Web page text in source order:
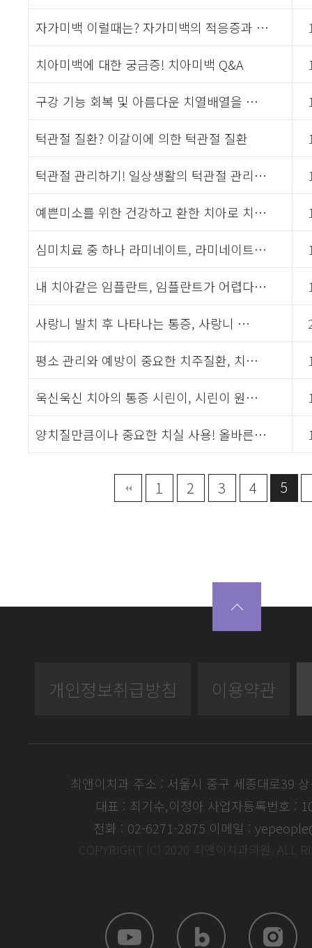
자가미백 이럴때는? 자가미백의 적응증과 …
치아미백에 대한 궁금증! 치아미백 Q&A
구강 기능 회복 및 아름다운 치열배열을 …
턱관절 질환? 이갈이에 의한 턱관절 질환
턱관절 관리하기! 일상생활의 턱관절 관리…
예쁜미소를 위한 건강하고 환한 치아로 치…
심미치료 중 하나 라미네이트, 라미네이트…
내 치아같은 임플란트, 임플란트가 어렵다…
사랑니 발치 후 나타나는 통증, 사랑니 …
평소 관리와 예방이 중요한 치주질환, 치…
욱신욱신 치아의 통증 시린이, 시린이 원…
양치질만큼이나 중요한 치실 사용! 올바른…
1 2 3 4 5
개인정보취급방침 이용약관
최앤이치과 주소 : 서울시 중구 세종대로39
대표 : 최기수,이정아 사업자등록번호 :
전화 : 02-6271-2875 이메일 :
COPYRIGHT (C) 2020 최앤이치과의원. ALL